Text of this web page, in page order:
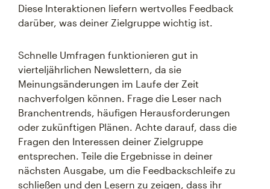
Diese Interaktionen liefern wertvolles Feedback
darüber, was deiner Zielgruppe wichtig ist.
Schnelle Umfragen funktionieren gut in
vierteljährlichen Newslettern, da sie
Meinungsänderungen im Laufe der Zeit
nachverfolgen können. Frage die Leser nach
Branchentrends, häufigen Herausforderungen
oder zukünftigen Plänen. Achte darauf, dass die
Fragen den Interessen deiner Zielgruppe
entsprechen. Teile die Ergebnisse in deiner
nächsten Ausgabe, um die Feedbackschleife zu
schließen und den Lesern zu zeigen, dass ihr